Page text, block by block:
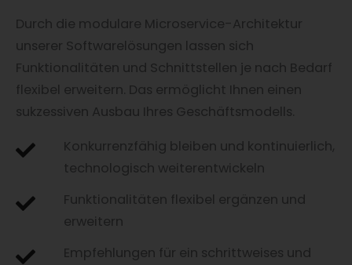
Durch die modulare Microservice-Architektur
unserer Softwarelösungen lassen sich
Funktionalitäten und Schnittstellen je nach Bedarf
flexibel erweitern. Das ermöglicht Ihnen einen
sukzessiven Ausbau Ihres Geschäftsmodells.
Konkurrenzfähig bleiben und kontinuierlich,
technologisch weiterentwickeln
Funktionalitäten flexibel ergänzen und
erweitern
Empfehlungen für ein schrittweises und